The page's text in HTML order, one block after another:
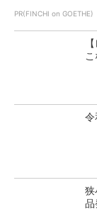
PR(FINCHI on GOETHE)
令
狭